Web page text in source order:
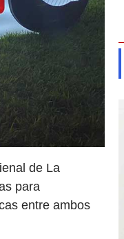
de La
para
entre ambos